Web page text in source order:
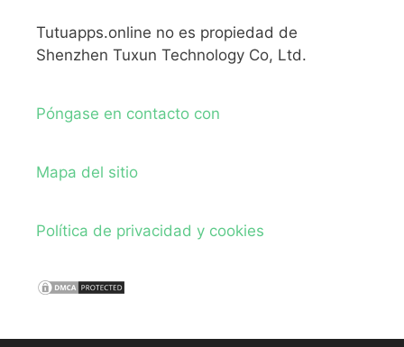
Tutuapps.online no es propiedad de
Shenzhen Tuxun Technology Co, Ltd.
Póngase en contacto con
Mapa del sitio
Política de privacidad y cookies